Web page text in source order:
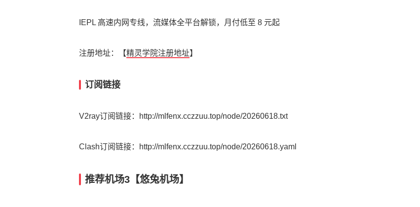
IEPL 高速内网专线，流媒体全平台解锁，月付低至 8 元起
注册地址：【精灵学院注册地址】
订阅链接
V2ray订阅链接：http://mlfenx.cczzuu.top/node/20260618.txt
Clash订阅链接：http://mlfenx.cczzuu.top/node/20260618.yaml
推荐机场3【悠兔机场】